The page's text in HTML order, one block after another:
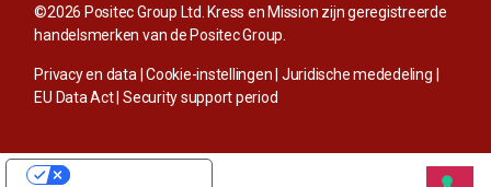
©2026 Positec Group Ltd. Kress en Mission zijn geregistreerde
handelsmerken van de Positec Group.
Privacy en data |Cookie-instellingen Juridische mededeling
EU Data Act|Security support period